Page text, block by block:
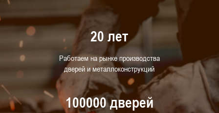
Для гаража Для насосной станции
С замком С доводчиком
Для многоквартирных жилых домов
Для прачечной Для АЗС
С нажимной ручкой
20 лет
Работаем на рынке производства
дверей и металлоконструкций
100000 дверей